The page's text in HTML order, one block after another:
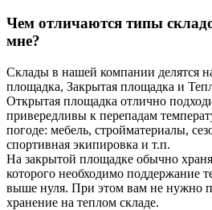
Чем отличаются типы
мне?
Склады в нашей компании делятся
площадка, Закрытая площадка и
Открытая площадка отлично
привередливы к перепадам
погоде: мебель, стройматериалы,
спортивная экипировка и т.п.
На закрытой площадке обычно
которого необходимо поддержание
выше нуля. При этом вам не нужно
хранение на теплом складе.